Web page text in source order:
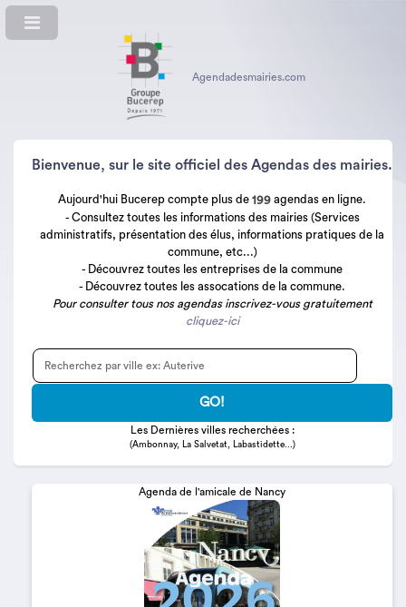
Agendadesmairies.com
Bienvenue, sur le site officiel des Agendas des mairies.
Aujourd'hui Bucerep compte plus de 199 agendas en ligne.
- Consultez toutes les informations des mairies (Services
administratifs, présentation des élus, informations pratiques de la
commune, etc...)
- Découvrez toutes les entreprises de la commune
- Découvrez toutes les assocations de la commune.
Pour consulter tous nos agendas inscrivez-vous gratuitement
cliquez-ici
Les Dernières villes recherchées :
(Ambonnay, La Salvetat, Labastidette...)
Agenda de l'amicale de Nancy